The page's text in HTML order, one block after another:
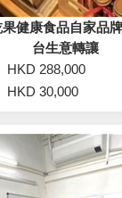
健康食品自家品
台生意轉讓
HKD 288,000
HKD 30,000